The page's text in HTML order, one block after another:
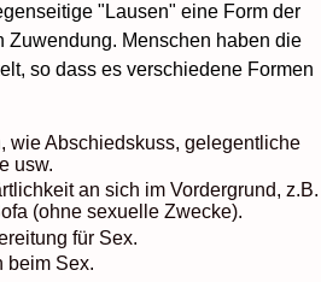
"Lausen" eine Form der
Menschen haben die
so dass es verschiedene Formen
wie Abschiedskuss, gelegentliche
usw.
an sich im Vordergrund, z.B.
(ohne sexuelle Zwecke).
für Sex.
beim Sex.